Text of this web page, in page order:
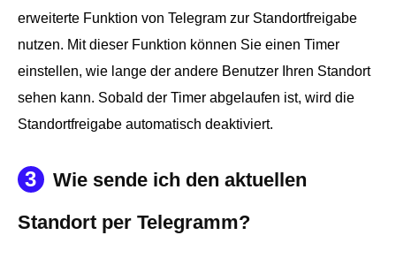
erweiterte Funktion von Telegram zur Standortfreigabe
nutzen. Mit dieser Funktion können Sie einen Timer
einstellen, wie lange der andere Benutzer Ihren Standort
sehen kann. Sobald der Timer abgelaufen ist, wird die
Standortfreigabe automatisch deaktiviert.
3
Wie sende ich den aktuellen
Standort per Telegramm?